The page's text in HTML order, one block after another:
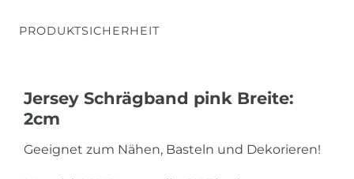
PRODUKTSICHERHEIT
Jersey Schrägband pink Breite:
2cm
Geeignet zum Nähen, Basteln und Dekorieren!